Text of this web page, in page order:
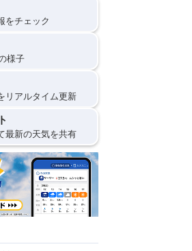
をチェック
様子
リアルタイム更新
最新の天気を共有